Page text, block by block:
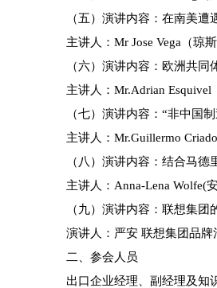
（五）演讲内容：在南美遭
主讲人：Mr Jose Vega（琼
（六）演讲内容：欧洲共同
主讲人：Mr.Adrian Esquivel
（七）演讲内容：“非中国
主讲人：Mr.Guillermo
（八）演讲内容：结合马德
主讲人：Anna-Lena Wolfe(
（九）演讲内容：联想集团
演讲人：严安 联想集团品牌
二、参会人员
出口企业经理、副经理及知